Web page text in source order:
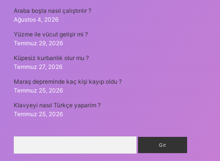
Araba boşta nasıl çalıştırılır ?
Ağustos 4, 2026
Yüzme ile vücut gelişir mi ?
Temmuz 29, 2026
Küpesiz kurbanlık olur mu ?
Temmuz 27, 2026
Maraş depreminde kaç kişi kayıp oldu ?
Temmuz 25, 2026
Klavyeyi nasıl Türkçe yaparim ?
Temmuz 25, 2026